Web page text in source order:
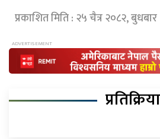
प्रकाशित मिति : २५ चैत्र २०८२,
प्रतिक्रिया